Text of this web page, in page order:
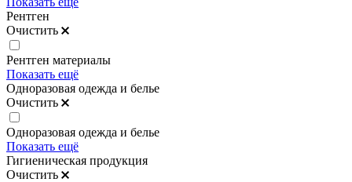
Рентген
Очистить
Рентген материалы
Показать ещё
Одноразовая одежда и белье
Очистить
Одноразовая одежда и белье
Показать ещё
Гигиеническая продукция
Очистить